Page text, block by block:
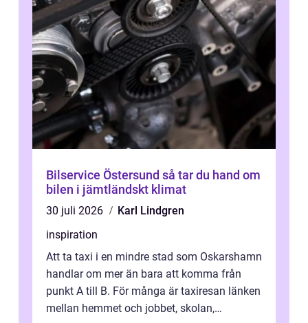
Bilservice Östersund så tar du hand om
bilen i jämtländskt klimat
30 juli 2026
Karl Lindgren
inspiration
Att ta taxi i en mindre stad som Oskarshamn
handlar om mer än bara att komma från
punkt A till B. För många är taxiresan länken
mellan hemmet och jobbet, skolan,